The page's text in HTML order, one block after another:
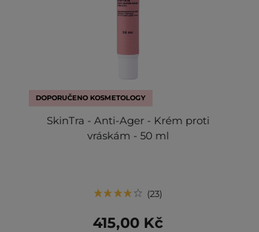
DOPORUČENO KOSMETOLOGY
SkinTra - Anti-Ager - Krém proti
vráskám - 50 ml
23
415,00 Kč